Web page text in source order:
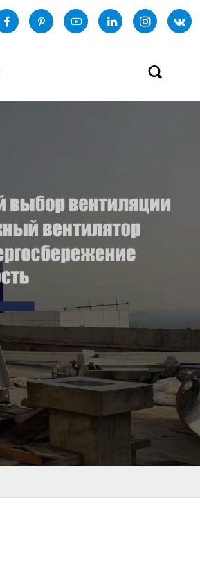
     
